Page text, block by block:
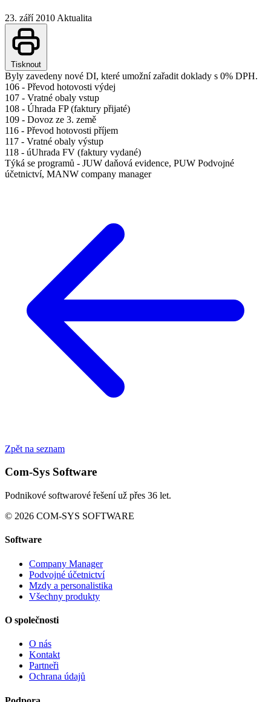
23. září 2010 Aktualita
Tisknout
Byly zavedeny nové DI, které umožní zařadit doklady s 0% DPH.
106 - Převod hotovosti výdej
107 - Vratné obaly vstup
108 - Úhrada FP (faktury přijaté)
109 - Dovoz ze 3. země
116 - Převod hotovosti příjem
117 - Vratné obaly výstup
118 - úUhrada FV (faktury vydané)
Týká se programů - JUW daňová evidence, PUW Podvojné
účetnictví, MANW company manager
Zpět na seznam
Com-Sys Software
Podnikové softwarové řešení už přes 36 let.
© 2026 COM-SYS SOFTWARE
Software
Company Manager
Podvojné účetnictví
Mzdy a personalistika
Všechny produkty
O společnosti
O nás
Kontakt
Partneři
Ochrana údajů